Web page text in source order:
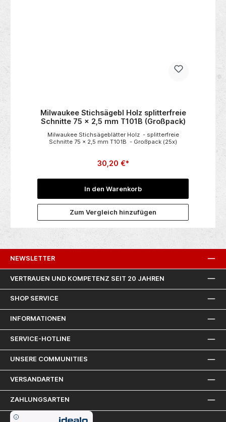
Milwaukee Stichsägebl Holz splitterfreie
Schnitte 75 x 2,5 mm T101B (Großpack)
Milwaukee Stichsägeblätter Holz - splitterfreie
Schnitte 75 x 2,5 mm T101B - Großpack (25x)
30,20 €*
In den Warenkorb
Zum Vergleich hinzufügen
NEWSLETTER
VERTRAUEN UND KOMPETENZ SEIT 20 JAHREN
SHOP SERVICE
INFORMATIONEN
SERVICE-HOTLINE
UNSERE COMMUNITIES
VERSANDARTEN
ZAHLUNGSARTEN